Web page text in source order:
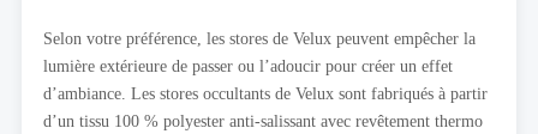
Selon votre préférence, les stores de Velux peuvent empêcher la
lumière extérieure de passer ou l’adoucir pour créer un effet
d’ambiance. Les stores occultants de Velux sont fabriqués à partir
d’un tissu 100 % polyester anti-salissant avec revêtement thermo